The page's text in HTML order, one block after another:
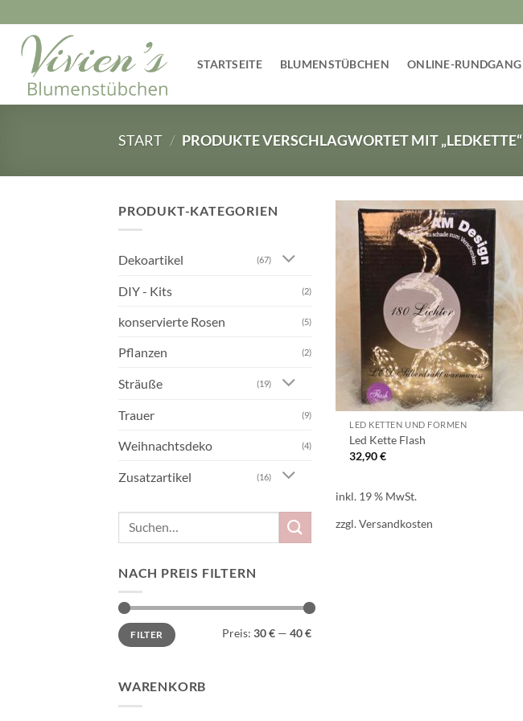
Inhalt
springen
STARTSEITE BLUMENSTÜBCHEN ONLINE-RUNDGANG
START / PRODUKTE VERSCHLAGWORTET MIT „LEDKETTE“
PRODUKT-KATEGORIEN
Dekoartikel (67)
DIY - Kits (2)
konservierte Rosen (5)
Pflanzen (2)
Sträuße (19)
Trauer (9)
Weihnachtsdeko (4)
Zusatzartikel (16)
Suchen
NACH PREIS FILTERN
Min.
Preis
Max.
PreisFILTER Preis: 30 € — 40 €
WARENKORB
LED KETTEN UND FORMEN
Led Kette Flash
32,90€
inkl. 19 % MwSt.
zzgl.Versandkosten